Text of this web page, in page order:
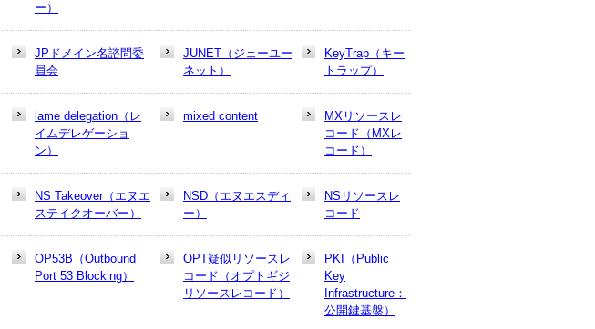
ー）
JPドメイン名諮問委
員会
JUNET（ジェーユー
ネット）
KeyTrap（キー
トラップ）
lame delegation（レ
イムデレゲーショ
ン）
mixed content
MXリソースレ
コード（MXレ
コード）
NS Takeover（エヌエ
ステイクオーバー）
NSD（エヌエスディ
ー）
NSリソースレ
コード
OP53B（Outbound
Port 53 Blocking）
OPT疑似リソースレ
コード（オプトギジ
リソースレコード）
PKI（Public
Key
Infrastructure：
公開鍵基盤）